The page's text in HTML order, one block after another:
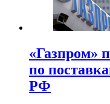
«Газпром»
по
РФ